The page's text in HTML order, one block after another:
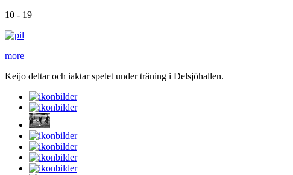
10 - 19
more
Keijo deltar och iaktar spelet under träning i Delsjöhallen.